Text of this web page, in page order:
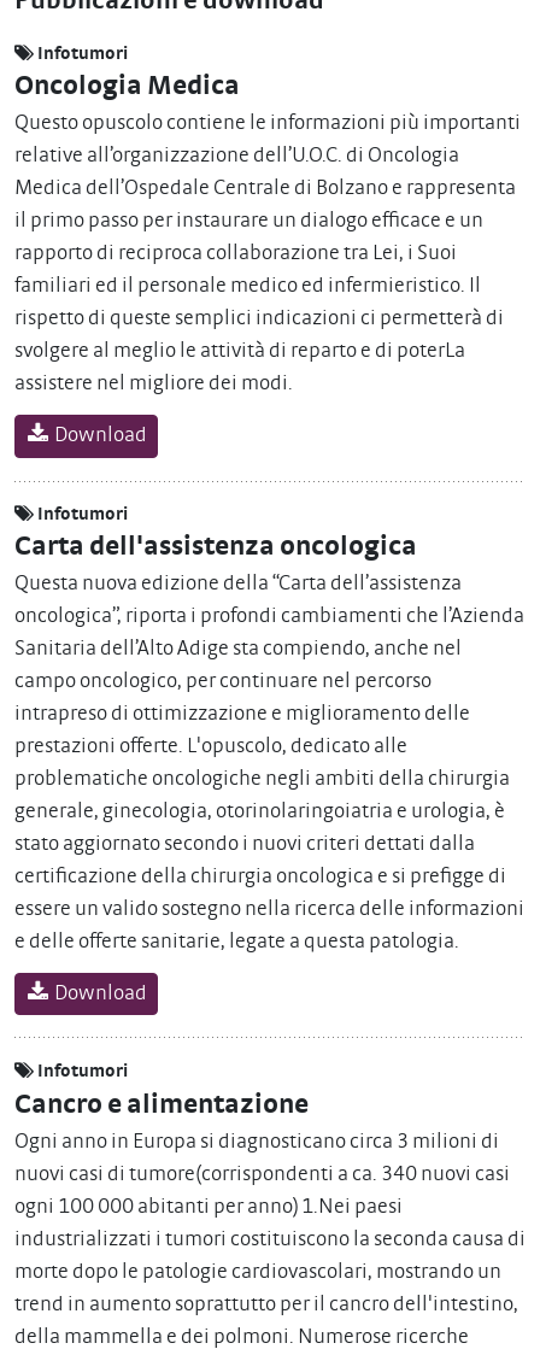
Infotumori
Oncologia Medica
Questo opuscolo contiene le informazioni più importanti
relative all’organizzazione dell’U.O.C. di Oncologia
Medica dell’Ospedale Centrale di Bolzano e rappresenta
il primo passo per instaurare un dialogo efficace e un
rapporto di reciproca collaborazione tra Lei, i Suoi
familiari ed il personale medico ed infermieristico. Il
rispetto di queste semplici indicazioni ci permetterà di
svolgere al meglio le attività di reparto e di poterLa
assistere nel migliore dei modi.
Download
Infotumori
Carta dell'assistenza oncologica
Questa nuova edizione della “Carta dell’assistenza
oncologica”, riporta i profondi cambiamenti che l’Azienda
Sanitaria dell’Alto Adige sta compiendo, anche nel
campo oncologico, per continuare nel percorso
intrapreso di ottimizzazione e miglioramento delle
prestazioni offerte. L'opuscolo, dedicato alle
problematiche oncologiche negli ambiti della chirurgia
generale, ginecologia, otorinolaringoiatria e urologia, è
stato aggiornato secondo i nuovi criteri dettati dalla
certificazione della chirurgia oncologica e si prefigge di
essere un valido sostegno nella ricerca delle informazioni
e delle offerte sanitarie, legate a questa patologia.
Download
Infotumori
Cancro e alimentazione
Ogni anno in Europa si diagnosticano circa 3 milioni di
nuovi casi di tumore(corrispondenti a ca. 340 nuovi casi
ogni 100 000 abitanti per anno) 1.Nei paesi
industrializzati i tumori costituiscono la seconda causa di
morte dopo le patologie cardiovascolari, mostrando un
trend in aumento soprattutto per il cancro dell'intestino,
della mammella e dei polmoni. Numerose ricerche